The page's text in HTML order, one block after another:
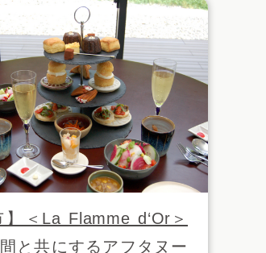
】＜La Flamme d‘Or＞
と共にするアフタヌー